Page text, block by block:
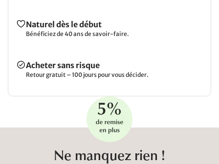
Naturel dès le début
Bénéficiez de 40 ans de savoir-faire.
Acheter sans risque
Retour gratuit – 100 jours pour vous décider.
Ne manquez rien !